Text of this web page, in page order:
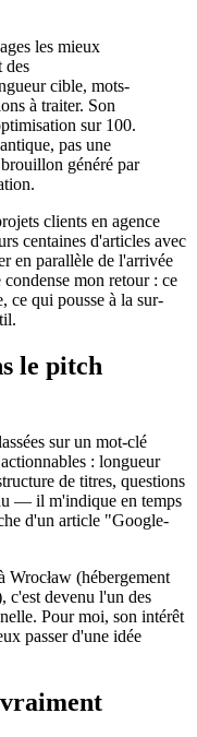
les mieux
des
cible, mots-
à traiter. Son
sur 100.
pas une
généré par
clients en agence
centaines d'articles avec
en parallèle de l'arrivée
mon retour : ce
ce qui pousse à la sur-
le pitch
sur un mot-clé
: longueur
de titres, questions
— il m'indique en temps
d'un article "Google-
Wrocław (hébergement
c'est devenu l'un des
Pour moi, son intérêt
passer d'une idée